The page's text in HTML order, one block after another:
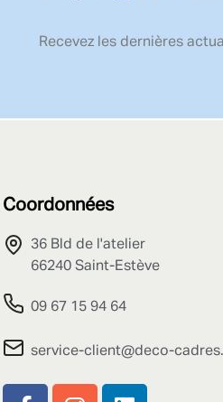
Recevez les dernières
Coordonnées
36 Bld de l'atelier
66240 Saint-Estève
09 67 15 94 64
service-client@deco-